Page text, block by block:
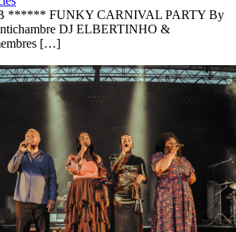
****** FUNKY CARNIVAL PARTY By
DJ ELBERTINHO &
[…]